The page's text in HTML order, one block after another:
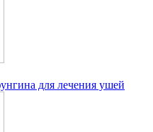
для лечения ушей